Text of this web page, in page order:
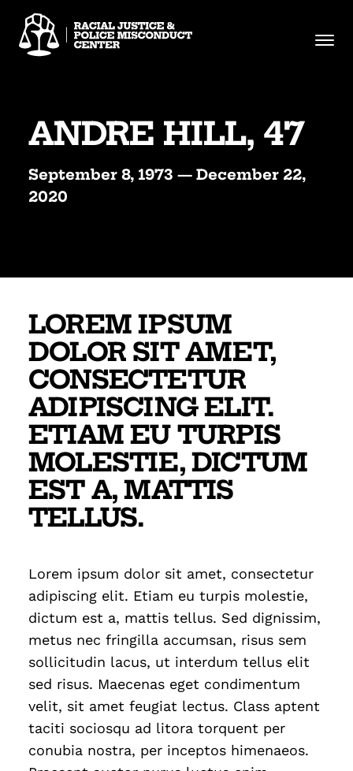
Skip
content
ANDRE HILL, 47
September 8, 1973 — December 22,
2020
LOREM IPSUM
DOLOR SIT AMET,
CONSECTETUR
ADIPISCING ELIT.
ETIAM EU TURPIS
MOLESTIE, DICTUM
EST A, MATTIS
TELLUS.
Lorem ipsum dolor sit amet, consectetur
adipiscing elit. Etiam eu turpis molestie,
dictum est a, mattis tellus. Sed dignissim,
metus nec fringilla accumsan, risus sem
sollicitudin lacus, ut interdum tellus elit
sed risus. Maecenas eget condimentum
velit, sit amet feugiat lectus. Class aptent
taciti sociosqu ad litora torquent per
conubia nostra, per inceptos himenaeos.